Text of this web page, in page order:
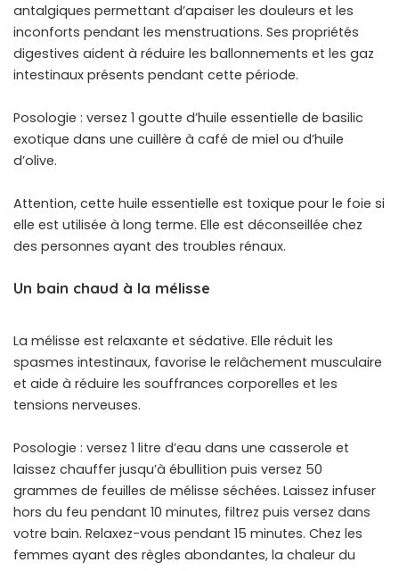
antalgiques permettant d’apaiser les douleurs et les
inconforts pendant les menstruations. Ses propriétés
digestives aident à réduire les ballonnements et les gaz
intestinaux présents pendant cette période.
Posologie : versez 1 goutte d’huile essentielle de basilic
exotique dans une cuillère à café de miel ou d’huile
d’olive.
Attention, cette huile essentielle est toxique pour le foie si
elle est utilisée à long terme. Elle est déconseillée chez
des personnes ayant des troubles rénaux.
Un bain chaud à la mélisse
La mélisse est relaxante et sédative. Elle réduit les
spasmes intestinaux, favorise le relâchement musculaire
et aide à réduire les souffrances corporelles et les
tensions nerveuses.
Posologie : versez 1 litre d’eau dans une casserole et
laissez chauffer jusqu’à ébullition puis versez 50
grammes de feuilles de mélisse séchées. Laissez infuser
hors du feu pendant 10 minutes, filtrez puis versez dans
votre bain. Relaxez-vous pendant 15 minutes. Chez les
femmes ayant des règles abondantes, la chaleur du